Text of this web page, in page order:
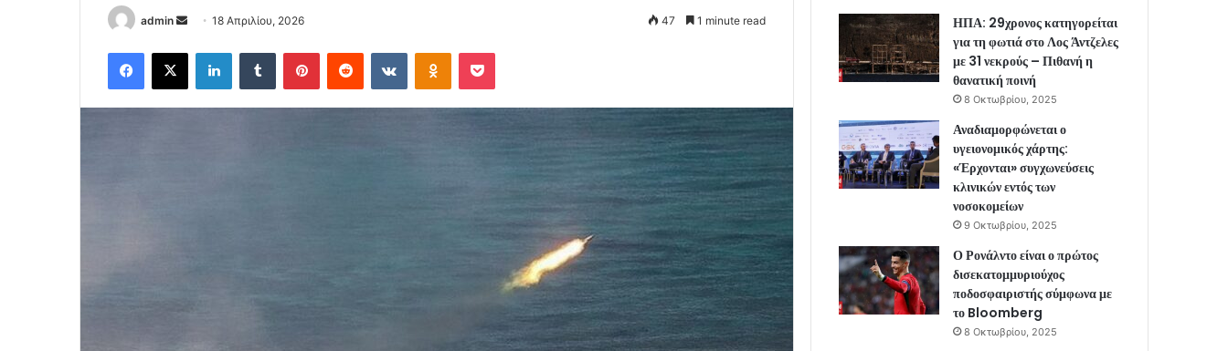
admin
Send
email
18 Απριλίου, 2026 47 1 minute read
Facebook
X LinkedInTumblr PinterestReddit VKontakteOdnoklassniki
Pocket
ΗΠΑ: 29χρονος κατηγορείται
για τη φωτιά στο Λος Άντζελες
με 31 νεκρούς – Πιθανή η
θανατική ποινή
8 Οκτωβρίου, 2025
Αναδιαμορφώνεται ο
υγειονομικός χάρτης:
«Έρχονται» συγχωνεύσεις
κλινικών εντός των
νοσοκομείων
9 Οκτωβρίου, 2025
Ο Ρονάλντο είναι ο πρώτος
δισεκατομμυριούχος
ποδοσφαιριστής σύμφωνα με
το Bloomberg
8 Οκτωβρίου, 2025